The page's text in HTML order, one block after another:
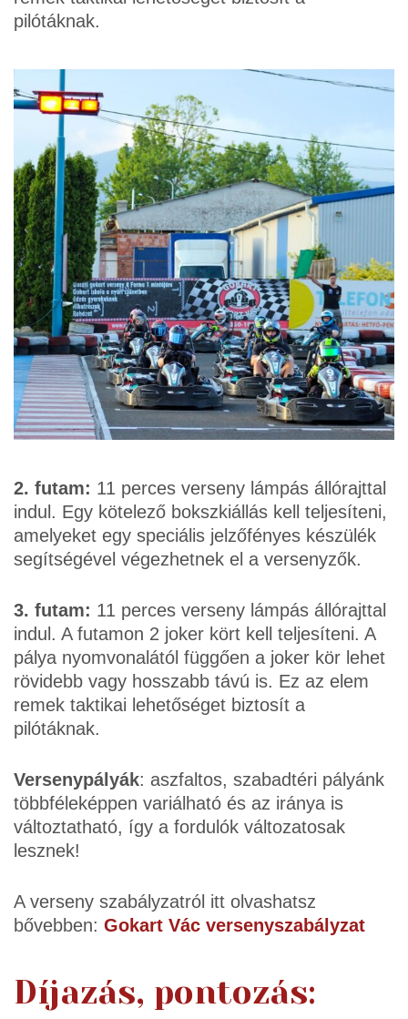
pilótáknak.
2. futam: 11 perces verseny lámpás állórajttal
indul. Egy kötelező bokszkiállás kell teljesíteni,
amelyeket egy speciális jelzőfényes készülék
segítségével végezhetnek el a versenyzők.
3. futam: 11 perces verseny lámpás állórajttal
indul. A futamon 2 joker kört kell teljesíteni. A
pálya nyomvonalától függően a joker kör lehet
rövidebb vagy hosszabb távú is. Ez az elem
remek taktikai lehetőséget biztosít a
pilótáknak.
Versenypályák: aszfaltos, szabadtéri pályánk
többféleképpen variálható és az iránya is
változtatható, így a fordulók változatosak
lesznek!
A verseny szabályzatról itt olvashatsz
bővebben: Gokart Vác versenyszabályzat
Díjazás, pontozás: